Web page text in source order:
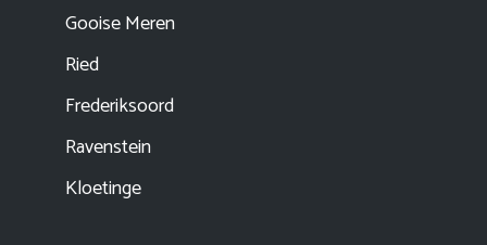
Gooise Meren
Ried
Frederiksoord
Ravenstein
Kloetinge